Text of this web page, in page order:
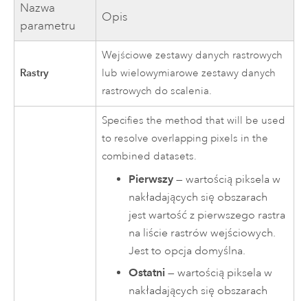
Nazwa
parametru
Opis
Rastry
Wejściowe zestawy danych rastrowych
lub wielowymiarowe zestawy danych
rastrowych do scalenia.
Specifies the method that will be used
to resolve overlapping pixels in the
combined datasets.
Pierwszy — wartością piksela w
nakładających się obszarach
jest wartość z pierwszego rastra
na liście rastrów wejściowych.
Jest to opcja domyślna.
Ostatni — wartością piksela w
nakładających się obszarach